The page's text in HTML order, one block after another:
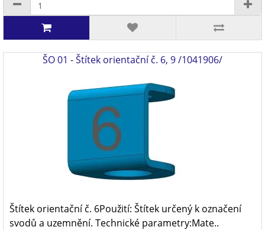
ŠO 01 - Štítek orientační č. 6, 9 /1041906/
Štítek orientační č. 6Použití: Štítek určený k označení
svodů a uzemnění. Technické parametry:Mate..